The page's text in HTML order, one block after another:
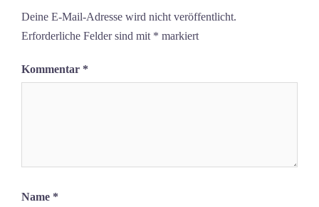
Deine E-Mail-Adresse wird nicht veröffentlicht.
Erforderliche Felder sind mit * markiert
Kommentar *
Name *